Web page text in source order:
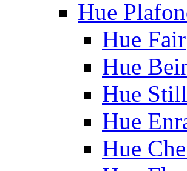
Hue
Hue Fair
Hue
Hue Still
Hue
Hue